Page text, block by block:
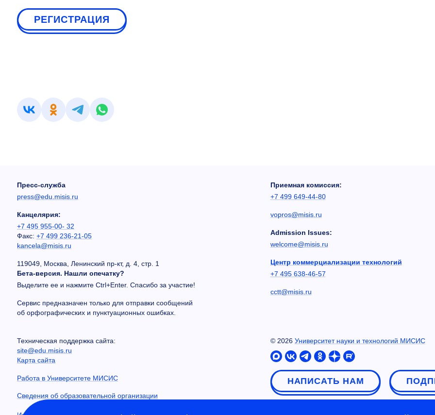
РЕГИСТРАЦИЯ
Пресс-служба
press@edu.misis.ru
Канцелярия:
+7 495 955-00- 32
Факс: +7 499 236-21-05
kancela@misis.ru
119049, Москва, Ленинский пр-кт, д. 4, стр. 1
Бета-версия. Нашли опечатку?
Выделите ее и нажмите Ctrl+Enter. Спасибо за участие!
Сервис предназначен только для отправки сообщений
об орфографических и пунктуационных ошибках.
Приемная комиссия:
+7 499 649-44-80
vopros@misis.ru
Admission Issues:
welcome@misis.ru
Центр коммерциализации технологий
+7 495 638-46-57
cctt@misis.ru
Техническая поддержка сайта:
site@edu.misis.ru
Карта сайта
Работа в Университете МИСИС
Сведения об образовательной организации
© 2026 Университет науки и технологий МИСИС
НАПИСАТЬ НАМ